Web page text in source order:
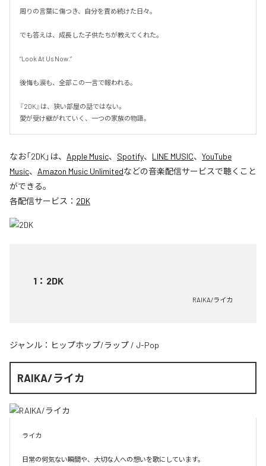
周りの言葉に傷つき、自分を責め続けた日々。
でも答えは、成長した子供たちが教えてくれた。
“Look At Us Now.”
後悔も涙も、全部この一言で報われる。
『2DK』は、狭い部屋の話ではない。
愛が受け継がれていく、一つの家族の物語。
なお「2DK」は、 Apple Music、 Spotify、 LINE MUSIC、 YouTube
Music、 Amazon Music Unlimitedなどの音楽配信サービスで聴くこと
ができる。
各配信サービス： 2DK
1 ： 2DK
RAIKA/ライカ
ジャンル： ヒップホップ/ラップ / J-Pop
RAIKA/ライカ
ライカ
日常の何気ない瞬間や、大切な人への想いを歌にしています。